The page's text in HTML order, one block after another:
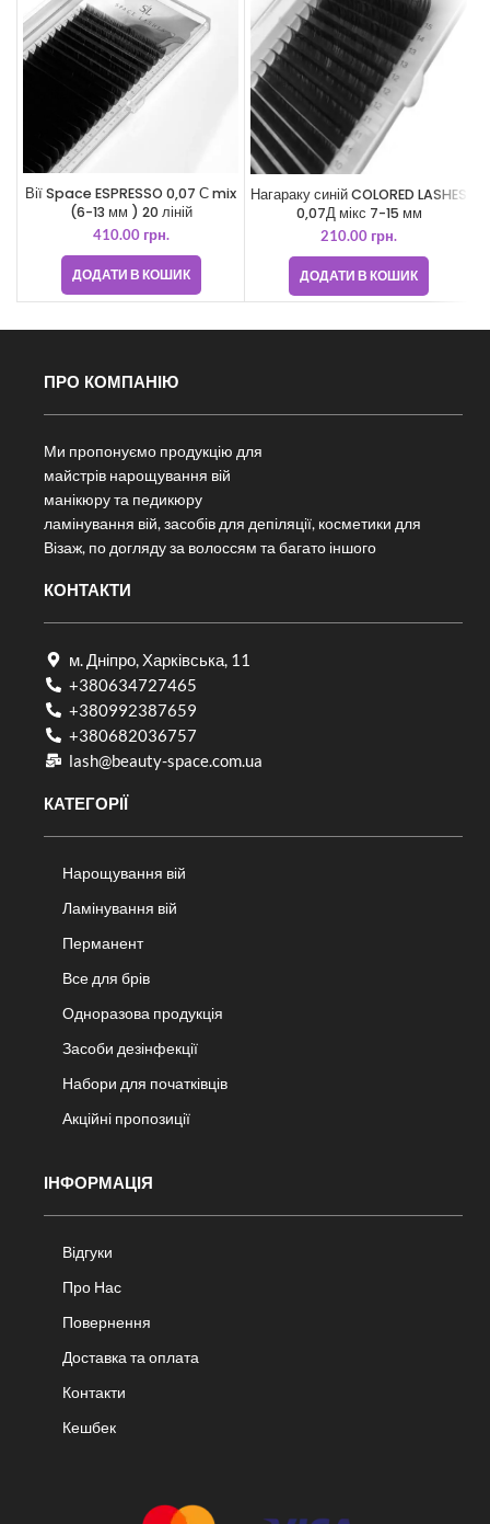
Вії Space ESPRESSO 0,07 С mix
(6-13 мм ) 20 ліній
410.00 грн.
ДОДАТИ В КОШИК
Нагараку синій COLORED LASHES
0,07Д мікс 7-15 мм
210.00 грн.
ДОДАТИ В КОШИК
ПРО КОМПАНІЮ
Ми пропонуємо продукцію для
майстрів нарощування вій
манікюру та педикюру
ламінування вій, засобів для депіляції, косметики для
Візаж, по догляду за волоссям та багато іншого
КОНТАКТИ
м. Дніпро, Харківська, 11
+380634727465
+380992387659
+380682036757​
lash@beauty-space.com.ua
КАТЕГОРІЇ
Нарощування вій
Ламінування вій
Перманент
Все для брів
Одноразова продукція
Засоби дезінфекції
Набори для початківців
Акційні пропозиції
ІНФОРМАЦІЯ
Відгуки
Про Нас
Повернення
Доставка та оплата
Контакти
Кешбек